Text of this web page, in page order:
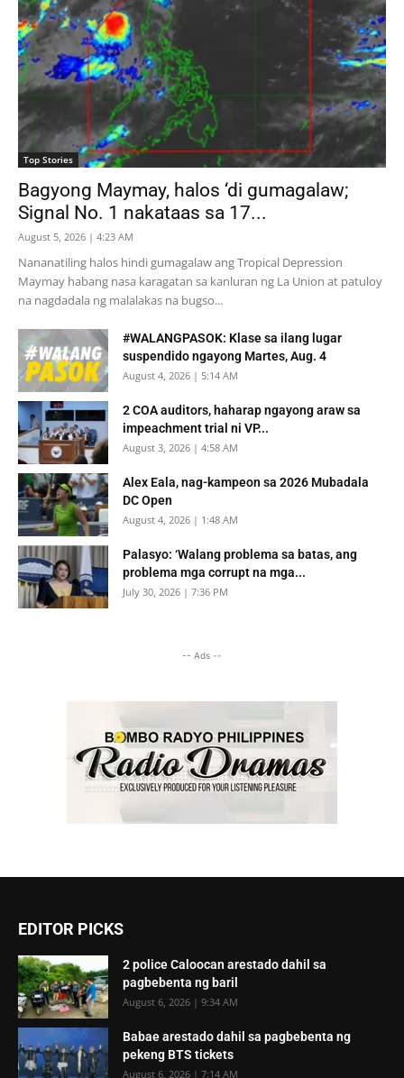
Top Stories
Bagyong Maymay, halos ‘di gumagalaw;
Signal No. 1 nakataas sa 17...
August 5, 2026 | 4:23 AM
Nananatiling halos hindi gumagalaw ang Tropical Depression
Maymay habang nasa karagatan sa kanluran ng La Union at patuloy
na nagdadala ng malalakas na bugso...
#WALANGPASOK: Klase sa ilang lugar
suspendido ngayong Martes, Aug. 4
August 4, 2026 | 5:14 AM
2 COA auditors, haharap ngayong araw sa
impeachment trial ni VP...
August 3, 2026 | 4:58 AM
Alex Eala, nag-kampeon sa 2026 Mubadala
DC Open
August 4, 2026 | 1:48 AM
Palasyo: ‘Walang problema sa batas, ang
problema mga corrupt na mga...
July 30, 2026 | 7:36 PM
-- Ads --
EDITOR PICKS
2 police Caloocan arestado dahil sa
pagbebenta ng baril
August 6, 2026 | 9:34 AM
Babae arestado dahil sa pagbebenta ng
pekeng BTS tickets
August 6, 2026 | 7:14 AM